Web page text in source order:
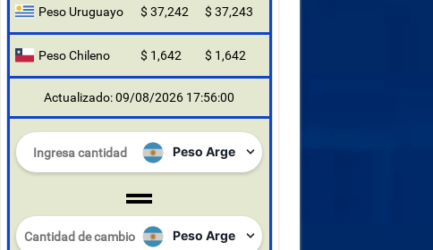
Peso Uruguayo $ 37,242 $ 37,243
Peso Chileno $ 1,642 $ 1,642
Actualizado: 09/08/2026 17:56:00